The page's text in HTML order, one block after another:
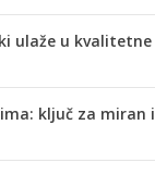
ulaže u
ključ za